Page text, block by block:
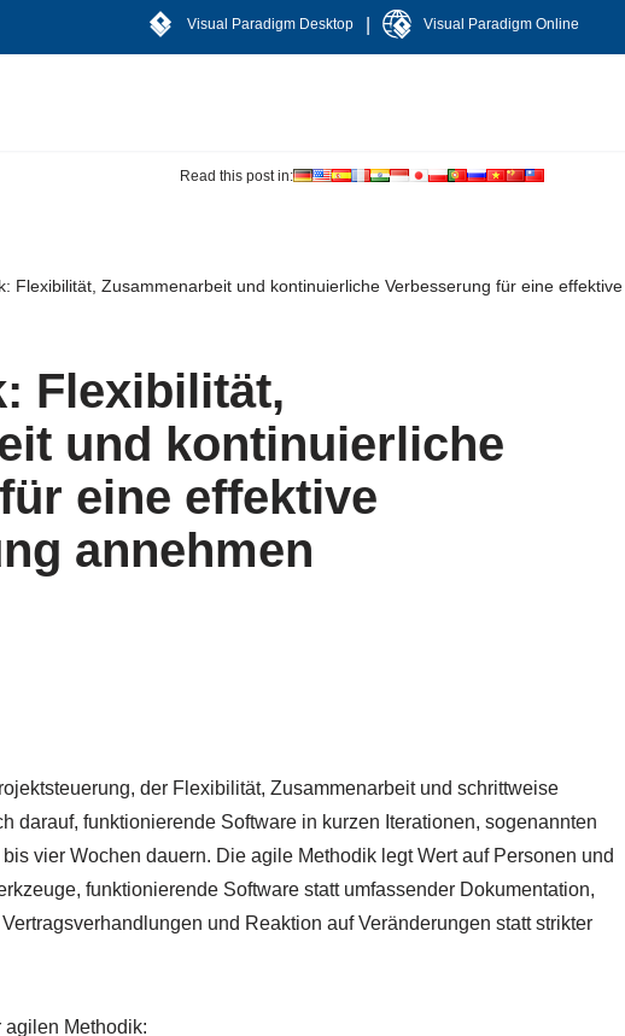
Visual Paradigm Desktop Visual Paradigm Online
Read this post in:
Flexibilität, Zusammenarbeit und kontinuierliche Verbesserung für eine effektive
Flexibilität,
und kontinuierliche
eine effektive
annehmen
der Flexibilität, Zusammenarbeit und schrittweise
darauf, funktionierende Software in kurzen Iterationen, sogenannten
vier Wochen dauern. Die agile Methodik legt Wert auf Personen und
funktionierende Software statt umfassender Dokumentation,
und Reaktion auf Veränderungen statt strikter
agilen Methodik: